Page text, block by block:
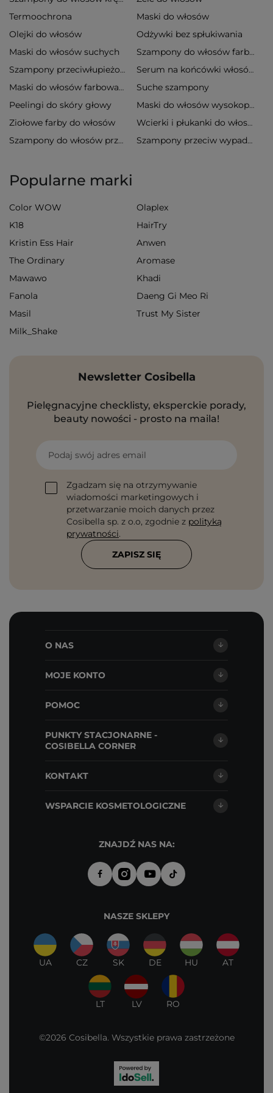
Termoochrona
Maski do włosów
Olejki do włosów
Odżywki bez spłukiwania
Maski do włosów suchych
Szampony do włosów farbowanych
Szampony przeciwłupieżowe
Serum na końcówki włosów
Maski do włosów farbowanych
Suche szampony
Peelingi do skóry głowy
Maski do włosów wysokoporowatych
Ziołowe farby do włosów
Wcierki i płukanki do włosów
Szampony do włosów przetłuszczających się
Szampony przeciw wypadaniu włosów
Popularne marki
Color WOW
Olaplex
K18
HairTry
Kristin Ess Hair
Anwen
The Ordinary
Aromase
Mawawo
Khadi
Fanola
Daeng Gi Meo Ri
Masil
Trust My Sister
Milk_Shake
Newsletter Cosibella
Pielęgnacyjne checklisty, eksperckie porady,
beauty nowości - prosto na maila!
Podaj swój adres email
Zgadzam się na otrzymywanie
wiadomości marketingowych i
przetwarzanie moich danych przez
Cosibella sp. z o.o, zgodnie z polityką
prywatności.
ZAPISZ SIĘ
O NAS
MOJE KONTO
POMOC
PUNKTY STACJONARNE -
COSIBELLA CORNER
KONTAKT
WSPARCIE KOSMETOLOGICZNE
ZNAJDŹ NAS NA:
NASZE SKLEPY
UA CZ SK DE HU AT
LT LV RO
©2026 Cosibella. Wszystkie prawa zastrzeżone